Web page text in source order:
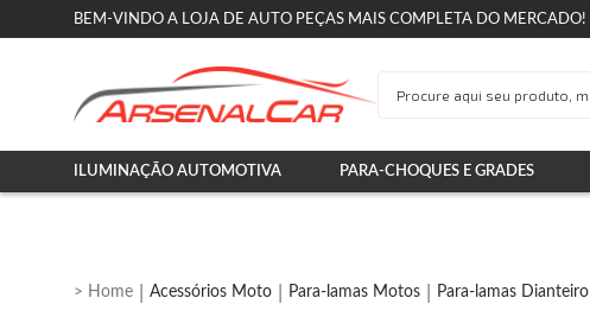
BEM-VINDO A LOJA DE AUTO PEÇAS MAIS COMPLETA DO MERCADO!
ILUMINAÇÃO AUTOMOTIVA PARA-CHOQUES E GRADES
Acessórios Moto Para-lamas Motos Para-lamas Dianteiro